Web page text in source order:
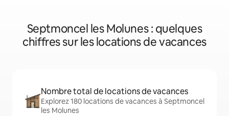
Septmoncel les Molunes : quelques
chiffres sur les locations de vacances
Nombre total de locations de vacances
Explorez 180 locations de vacances à Septmoncel
les Molunes